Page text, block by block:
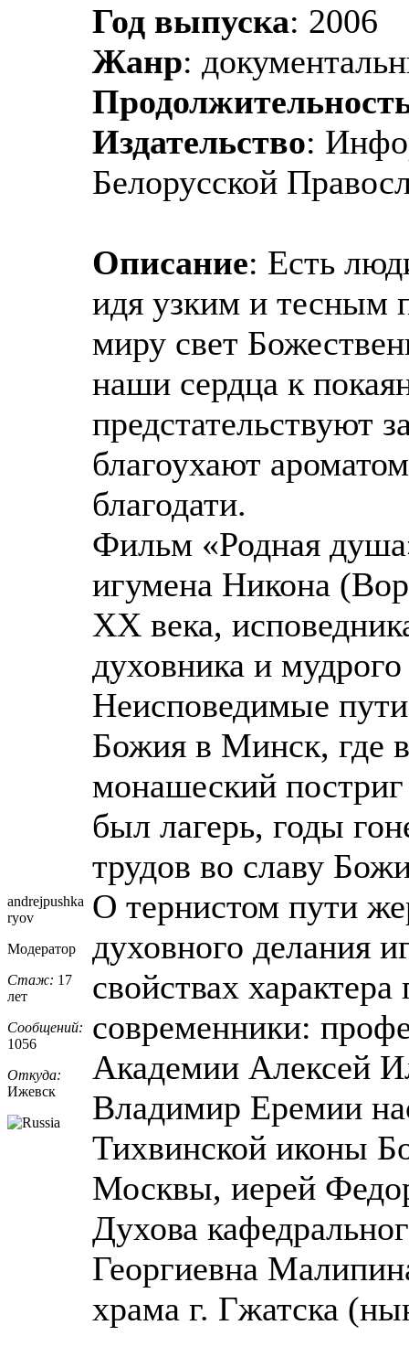
andrejpushka
ryov
Модератор
Стаж: 17
лет
Сообщений:
1056
Откуда:
Ижевск
Год выпуска: 2006
Жанр:
Издательство:
Белорусской
Описание: Есть
идя узким и тесным
миру свет
наши сердца к
предстательствуют
благоухают
благодати.
Фильм «Родная
игумена Никона
XX века,
духовника и
Неисповедимые
Божия в Минск, где
монашеский
был лагерь, годы
трудов во славу
О тернистом пути
духовного делания
свойствах
современники:
Академии Алексей
Владимир Еремии
Тихвинской иконы
Москвы, иерей
Духова
Георгиевна
храма г. Гжатска